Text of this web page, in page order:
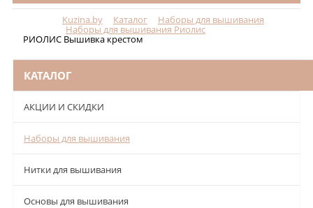
Kuzina.by Каталог Наборы для вышивания
Наборы для вышивания Риолис
РИОЛИС Вышивка крестом
КАТАЛОГ
АКЦИИ И СКИДКИ
Наборы для вышивания
Нитки для вышивания
Основы для вышивания